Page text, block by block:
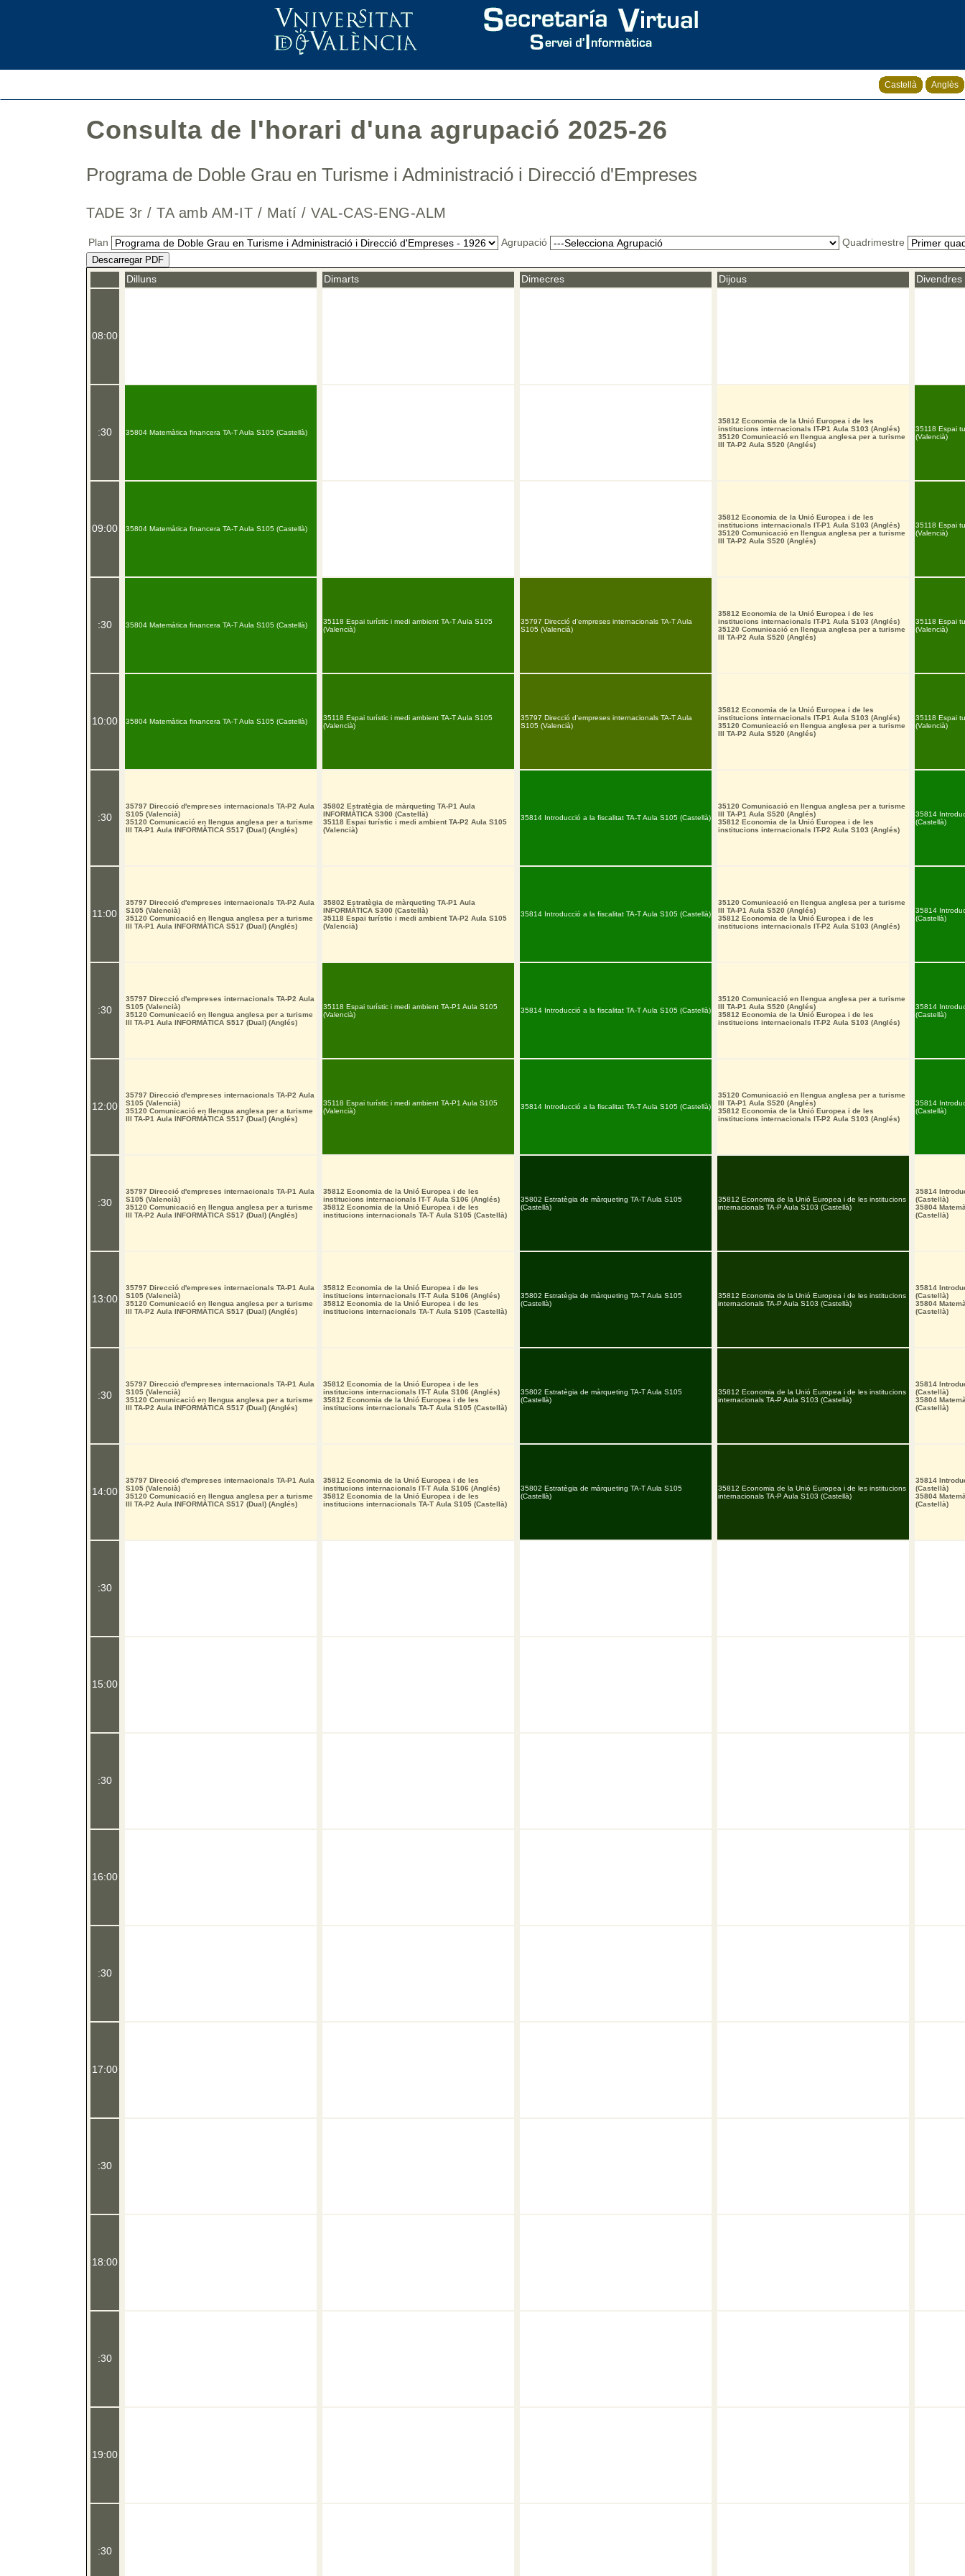
Castellà Anglès
Consulta de l'horari d'una agrupació 2025-26
Programa de Doble Grau en Turisme i Administració i Direcció d'Empreses
TADE 3r / TA amb AM-IT / Matí / VAL-CAS-ENG-ALM
Plan Agrupació Quadrimestre
Descarregar PDF
08:00
:30
09:00
:30
10:00
:30
11:00
:30
12:00
:30
13:00
:30
14:00
:30
15:00
:30
16:00
:30
17:00
:30
18:00
:30
19:00
:30
Dilluns
35804 Matemàtica financera TA-T Aula S105 (Castellà)
35804 Matemàtica financera TA-T Aula S105 (Castellà)
35804 Matemàtica financera TA-T Aula S105 (Castellà)
35804 Matemàtica financera TA-T Aula S105 (Castellà)
35797 Direcció d'empreses internacionals TA-P2 Aula
S105 (Valencià)
35120 Comunicació en llengua anglesa per a turisme
III TA-P1 Aula INFORMÀTICA S517 (Dual) (Anglés)
35797 Direcció d'empreses internacionals TA-P2 Aula
S105 (Valencià)
35120 Comunicació en llengua anglesa per a turisme
III TA-P1 Aula INFORMÀTICA S517 (Dual) (Anglés)
35797 Direcció d'empreses internacionals TA-P2 Aula
S105 (Valencià)
35120 Comunicació en llengua anglesa per a turisme
III TA-P1 Aula INFORMÀTICA S517 (Dual) (Anglés)
35797 Direcció d'empreses internacionals TA-P2 Aula
S105 (Valencià)
35120 Comunicació en llengua anglesa per a turisme
III TA-P1 Aula INFORMÀTICA S517 (Dual) (Anglés)
35797 Direcció d'empreses internacionals TA-P1 Aula
S105 (Valencià)
35120 Comunicació en llengua anglesa per a turisme
III TA-P2 Aula INFORMÀTICA S517 (Dual) (Anglés)
35797 Direcció d'empreses internacionals TA-P1 Aula
S105 (Valencià)
35120 Comunicació en llengua anglesa per a turisme
III TA-P2 Aula INFORMÀTICA S517 (Dual) (Anglés)
35797 Direcció d'empreses internacionals TA-P1 Aula
S105 (Valencià)
35120 Comunicació en llengua anglesa per a turisme
III TA-P2 Aula INFORMÀTICA S517 (Dual) (Anglés)
35797 Direcció d'empreses internacionals TA-P1 Aula
S105 (Valencià)
35120 Comunicació en llengua anglesa per a turisme
III TA-P2 Aula INFORMÀTICA S517 (Dual) (Anglés)
Dimarts
35118 Espai turístic i medi ambient TA-T Aula S105
(Valencià)
35118 Espai turístic i medi ambient TA-T Aula S105
(Valencià)
35802 Estratègia de màrqueting TA-P1 Aula
INFORMÀTICA S300 (Castellà)
35118 Espai turístic i medi ambient TA-P2 Aula S105
(Valencià)
35802 Estratègia de màrqueting TA-P1 Aula
INFORMÀTICA S300 (Castellà)
35118 Espai turístic i medi ambient TA-P2 Aula S105
(Valencià)
35118 Espai turístic i medi ambient TA-P1 Aula S105
(Valencià)
35118 Espai turístic i medi ambient TA-P1 Aula S105
(Valencià)
35812 Economia de la Unió Europea i de les
institucions internacionals IT-T Aula S106 (Anglés)
35812 Economia de la Unió Europea i de les
institucions internacionals TA-T Aula S105 (Castellà)
35812 Economia de la Unió Europea i de les
institucions internacionals IT-T Aula S106 (Anglés)
35812 Economia de la Unió Europea i de les
institucions internacionals TA-T Aula S105 (Castellà)
35812 Economia de la Unió Europea i de les
institucions internacionals IT-T Aula S106 (Anglés)
35812 Economia de la Unió Europea i de les
institucions internacionals TA-T Aula S105 (Castellà)
35812 Economia de la Unió Europea i de les
institucions internacionals IT-T Aula S106 (Anglés)
35812 Economia de la Unió Europea i de les
institucions internacionals TA-T Aula S105 (Castellà)
Dimecres
35797 Direcció d'empreses internacionals TA-T Aula
S105 (Valencià)
35797 Direcció d'empreses internacionals TA-T Aula
S105 (Valencià)
35814 Introducció a la fiscalitat TA-T Aula S105 (Castellà)
35814 Introducció a la fiscalitat TA-T Aula S105 (Castellà)
35814 Introducció a la fiscalitat TA-T Aula S105 (Castellà)
35814 Introducció a la fiscalitat TA-T Aula S105 (Castellà)
35802 Estratègia de màrqueting TA-T Aula S105
(Castellà)
35802 Estratègia de màrqueting TA-T Aula S105
(Castellà)
35802 Estratègia de màrqueting TA-T Aula S105
(Castellà)
35802 Estratègia de màrqueting TA-T Aula S105
(Castellà)
Dijous
35812 Economia de la Unió Europea i de les
institucions internacionals IT-P1 Aula S103 (Anglés)
35120 Comunicació en llengua anglesa per a turisme
III TA-P2 Aula S520 (Anglés)
35812 Economia de la Unió Europea i de les
institucions internacionals IT-P1 Aula S103 (Anglés)
35120 Comunicació en llengua anglesa per a turisme
III TA-P2 Aula S520 (Anglés)
35812 Economia de la Unió Europea i de les
institucions internacionals IT-P1 Aula S103 (Anglés)
35120 Comunicació en llengua anglesa per a turisme
III TA-P2 Aula S520 (Anglés)
35812 Economia de la Unió Europea i de les
institucions internacionals IT-P1 Aula S103 (Anglés)
35120 Comunicació en llengua anglesa per a turisme
III TA-P2 Aula S520 (Anglés)
35120 Comunicació en llengua anglesa per a turisme
III TA-P1 Aula S520 (Anglés)
35812 Economia de la Unió Europea i de les
institucions internacionals IT-P2 Aula S103 (Anglés)
35120 Comunicació en llengua anglesa per a turisme
III TA-P1 Aula S520 (Anglés)
35812 Economia de la Unió Europea i de les
institucions internacionals IT-P2 Aula S103 (Anglés)
35120 Comunicació en llengua anglesa per a turisme
III TA-P1 Aula S520 (Anglés)
35812 Economia de la Unió Europea i de les
institucions internacionals IT-P2 Aula S103 (Anglés)
35120 Comunicació en llengua anglesa per a turisme
III TA-P1 Aula S520 (Anglés)
35812 Economia de la Unió Europea i de les
institucions internacionals IT-P2 Aula S103 (Anglés)
35812 Economia de la Unió Europea i de les institucions
internacionals TA-P Aula S103 (Castellà)
35812 Economia de la Unió Europea i de les institucions
internacionals TA-P Aula S103 (Castellà)
35812 Economia de la Unió Europea i de les institucions
internacionals TA-P Aula S103 (Castellà)
35812 Economia de la Unió Europea i de les institucions
internacionals TA-P Aula S103 (Castellà)
Divendres
35118 Espai
(Valencià)
35118 Espai
(Valencià)
35118 Espai
(Valencià)
35118 Espai
(Valencià)
35814
(Castellà)
35814
(Castellà)
35814
(Castellà)
35814
(Castellà)
35814
(Castellà)
35804
(Castellà)
35814
(Castellà)
35804
(Castellà)
35814
(Castellà)
35804
(Castellà)
35814
(Castellà)
35804
(Castellà)